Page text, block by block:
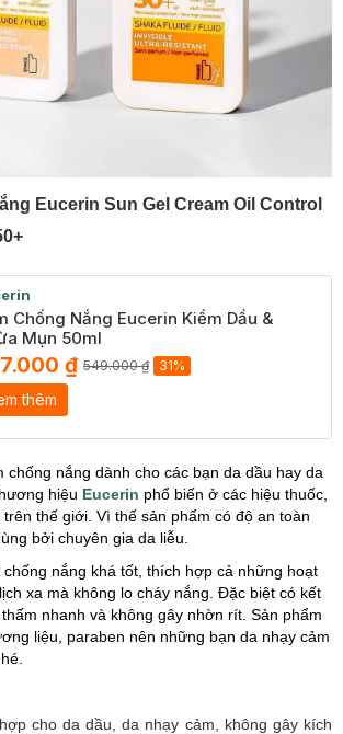
Eucerin Sun Gel Cream Oil Control
Chống Nắng Eucerin Kiềm Dầu &
Mụn 50ml
₫ 549.000 ₫ 31%
thêm
chống nắng dành cho các bạn da dầu hay da
hiệu Eucerin phổ biến ở các hiệu thuốc,
thế giới. Vì thế sản phẩm có độ an toàn
bởi chuyên gia da liễu.
chống nắng khá tốt, thích hợp cả những hoạt
xa mà không lo cháy nắng. Đặc biệt có kết
nhanh và không gây nhờn rít. Sản phẩm
liệu, paraben nên những bạn da nhạy cảm
cho da dầu, da nhạy cảm, không gây kích